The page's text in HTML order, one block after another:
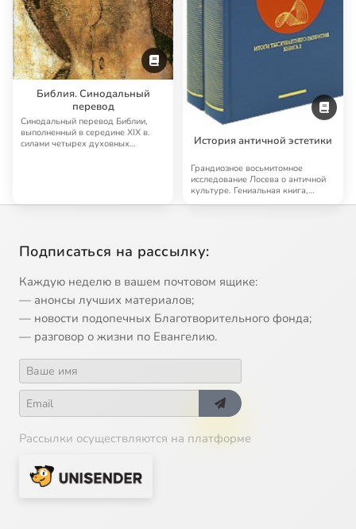
Библия. Синодальный
перевод
Синодальный перевод Библии,
выполненный в середине XIX в.
силами четырех духовных
История античной эстетики
Грандиозное восьмитомное
исследование Лосева о античной
культуре. Гениальная книга,
далеко выходящая…
Подписаться на рассылку:
Каждую неделю в вашем почтовом ящике:
— анонсы лучших материалов;
— новости подопечных Благотворительного фонда;
— разговор о жизни по Евангелию.
Рассылки осуществляются на платформе